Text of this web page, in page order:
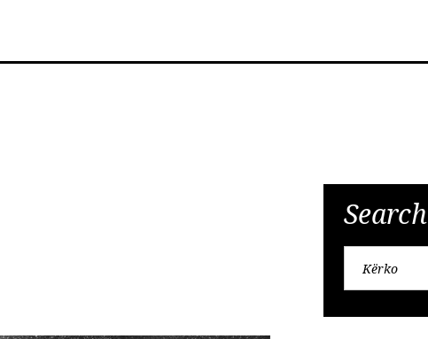
Search